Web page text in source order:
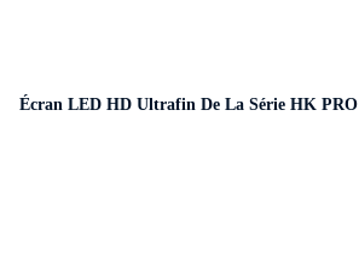
Écran LED HD Ultrafin De La Série HK PRO